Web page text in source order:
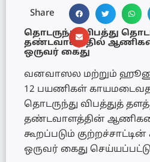
Share
தொடருந்து விபத்து
தண்டவாளத்தில்
ஒருவர் கைது
வனவாஸல மற்றும்
12 பயணிகள்
தொடருந்து விபத்துத்
தண்டவாளத்தின்
கூறப்படும்
ஒருவர் கைது